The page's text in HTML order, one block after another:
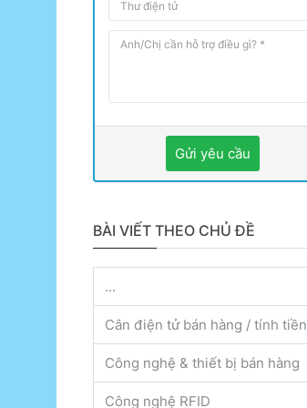
Gửi yêu cầu
BÀI VIẾT THEO CHỦ ĐỀ
...
Cân điện tử bán hàng / tính tiền
Công nghệ & thiết bị bán hàng
Công nghệ RFID